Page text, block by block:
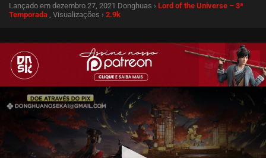
Lançado em dezembro 27, 2021 Donghuas › Lord of the Universe – 3ª
Temporada , Visualizações › 2.9k